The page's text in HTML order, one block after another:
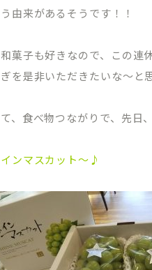
由来があるそうです！！
菓子も好きなので、この連
を是非いただきたいな〜と
、食べ物つながりで、先日、
ンマスカット〜♪